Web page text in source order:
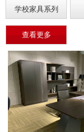
学校家具系列
查看更多